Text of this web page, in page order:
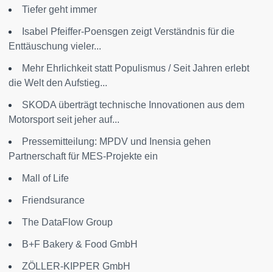
Tiefer geht immer
Isabel Pfeiffer-Poensgen zeigt Verständnis für die
Enttäuschung vieler...
Mehr Ehrlichkeit statt Populismus / Seit Jahren erlebt
die Welt den Aufstieg...
SKODA überträgt technische Innovationen aus dem
Motorsport seit jeher auf...
Pressemitteilung: MPDV und Inensia gehen
Partnerschaft für MES-Projekte ein
Mall of Life
Friendsurance
The DataFlow Group
B+F Bakery & Food GmbH
ZÖLLER-KIPPER GmbH